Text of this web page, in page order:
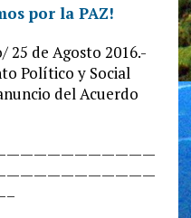
por la PAZ!
25 de Agosto 2016.-
Político y Social
del Acuerdo